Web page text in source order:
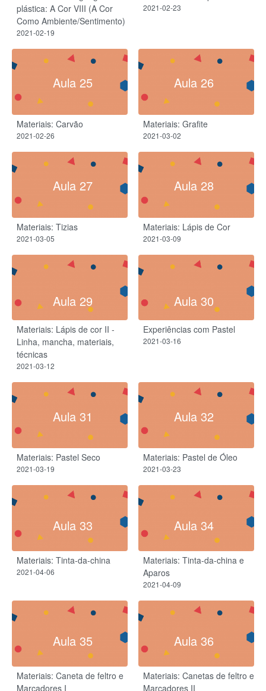
plástica: A Cor VIII (A Cor
Como Ambiente/Sentimento)
2021-02-19
2021-02-23
Aula 25
Materiais: Carvão
2021-02-26
Aula 26
Materiais: Grafite
2021-03-02
Aula 27
Materiais: Tizias
2021-03-05
Aula 28
Materiais: Lápis de Cor
2021-03-09
Aula 29
Materiais: Lápis de cor II -
Linha, mancha, materiais,
técnicas
2021-03-12
Aula 30
Experiências com Pastel
2021-03-16
Aula 31
Materiais: Pastel Seco
2021-03-19
Aula 32
Materiais: Pastel de Óleo
2021-03-23
Aula 33
Materiais: Tinta-da-china
2021-04-06
Aula 34
Materiais: Tinta-da-china e
Aparos
2021-04-09
Aula 35
Materiais: Caneta de feltro e
Marcadores I
Aula 36
Materiais: Canetas de feltro e
Marcadores II